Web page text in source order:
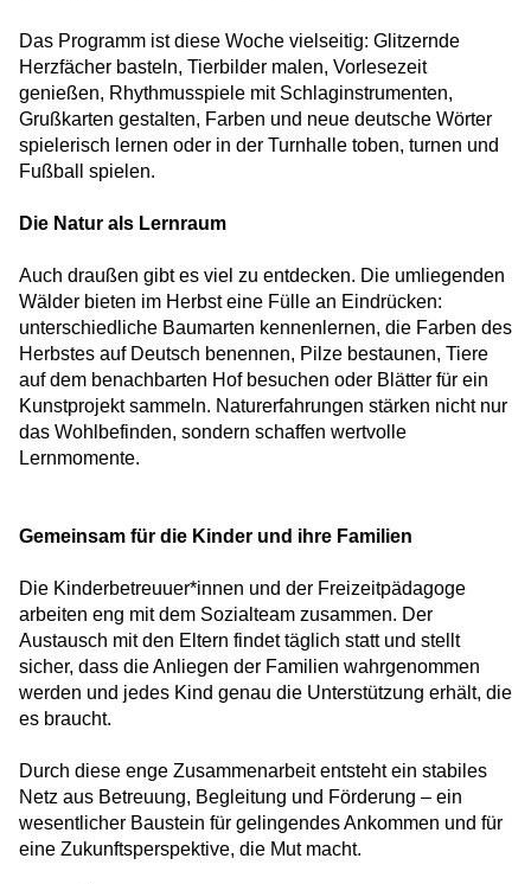
Fair Play für Freundschaft
Wege in ein selbstbestimmtes Leben
Stimmen der Stärke – Geschichten von Mut
und Menschlichkeit
Von der Unterkunft ins Universum –
Zauberhafte Physik
Gemeinsam Zukunft gestalten: HERO bei
Kehrwoche ohne Grenzen
Gemeinsam gegen Einsamkeit
Ferienfreude im Kiez
Sommerfeste in unseren Unterkünften
Das Programm ist diese Woche vielseitig: Glitzernde
Herzfächer basteln, Tierbilder malen, Vorlesezeit
genießen, Rhythmusspiele mit Schlaginstrumenten,
Grußkarten gestalten, Farben und neue deutsche Wörter
spielerisch lernen oder in der Turnhalle toben, turnen und
Fußball spielen.
Die Natur als Lernraum
Auch draußen gibt es viel zu entdecken. Die umliegenden
Wälder bieten im Herbst eine Fülle an Eindrücken:
unterschiedliche Baumarten kennenlernen, die Farben des
Herbstes auf Deutsch benennen, Pilze bestaunen, Tiere
auf dem benachbarten Hof besuchen oder Blätter für ein
Kunstprojekt sammeln. Naturerfahrungen stärken nicht nur
das Wohlbefinden, sondern schaffen wertvolle
Lernmomente.
Gemeinsam für die Kinder und ihre Familien
Die Kinderbetreuuer*innen und der Freizeitpädagoge
arbeiten eng mit dem Sozialteam zusammen. Der
Austausch mit den Eltern findet täglich statt und stellt
sicher, dass die Anliegen der Familien wahrgenommen
werden und jedes Kind genau die Unterstützung erhält, die
es braucht.
Durch diese enge Zusammenarbeit entsteht ein stabiles
Netz aus Betreuung, Begleitung und Förderung – ein
wesentlicher Baustein für gelingendes Ankommen und für
eine Zukunftsperspektive, die Mut macht.